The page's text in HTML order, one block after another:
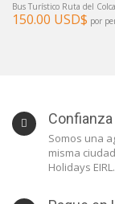
Bus Turístico Ruta del
150.00 USD$ por
Somos una
misma
Holidays